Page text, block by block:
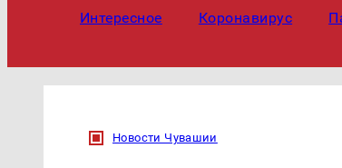
Интересное Коронавирус
Новости Чувашии